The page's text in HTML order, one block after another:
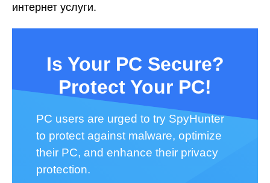
интернет услуги.
Is Your PC Secure?
Protect Your PC!
PC users are urged to try SpyHunter
to protect against malware, optimize
their PC, and enhance their privacy
protection.